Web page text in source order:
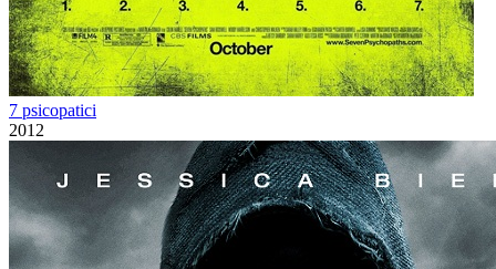
7 psicopatici
2012